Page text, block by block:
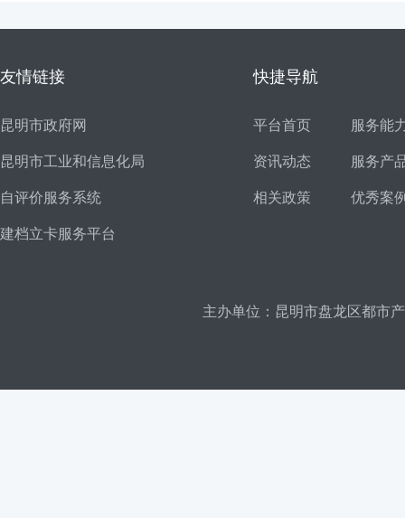
友情链接
昆明市政府网
昆明市工业和信息化局
自评价服务系统
建档立卡服务平台
快捷导航
平台首页 服务能
资讯动态 服务产
相关政策 优秀案
主办单位：昆明市盘龙区都市